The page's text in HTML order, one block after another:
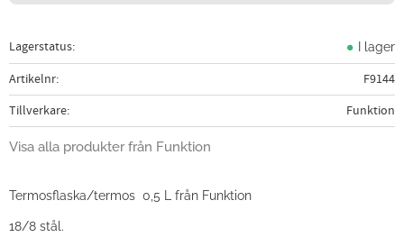
Lagerstatus I lager
Artikelnr
F9144
Tillverkare
Funktion
Visa alla produkter från Funktion
Termosflaska/termos 0,5 L från Funktion
18/8 stål.